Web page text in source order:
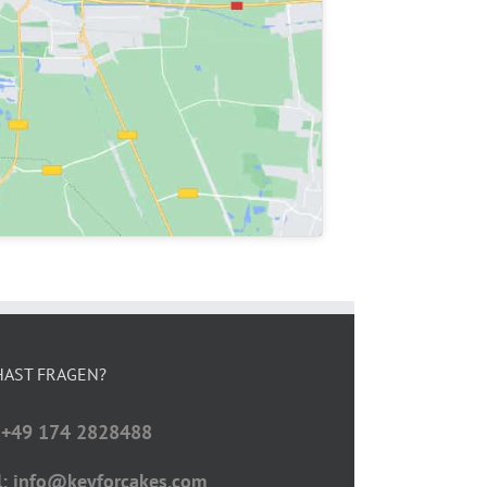
FRAGEN?
174 2828488
info@keyforcakes.com